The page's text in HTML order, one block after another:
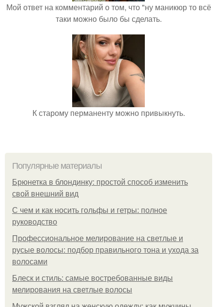
Мой ответ на комментарий о том, что "ну маникюр то всё
таки можно было бы сделать.
К старому перманенту можно привыкнуть.
Популярные материалы
Брюнетка в блондинку: простой способ изменить
свой внешний вид
С чем и как носить гольфы и гетры: полное
руководство
Профессиональное мелирование на светлые и
русые волосы: подбор правильного тона и ухода за
волосами
Блеск и стиль: самые востребованные виды
мелирования на светлые волосы